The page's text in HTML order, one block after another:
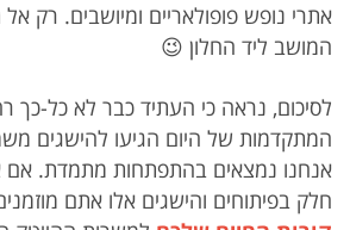
אתרי נופש פופולאריים ומיושבים. רק
המושב ליד החלון 😉
לסיכום, נראה כי העתיד כבר לא כל-כך
המתקדמות של היום הגיעו להישגים
אנחנו נמצאים בהתפתחות מתמדת. אם
חלק בפיתוחים והישגים אלו אתם